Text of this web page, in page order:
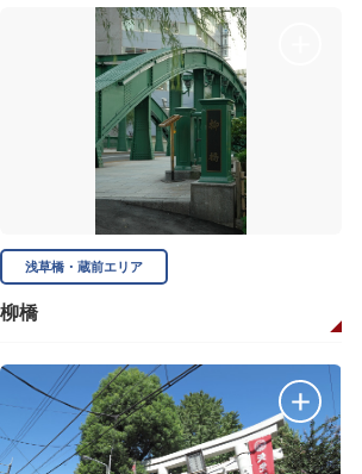
浅草橋・蔵前エリア
柳橋